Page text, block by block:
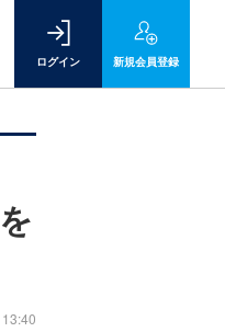
ログイン 新規会員登録